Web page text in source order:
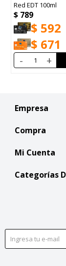
Red EDT 100ml
$ 789
$ 592
$ 671
- +
Empresa
Compra
Mi Cuenta
Categorías